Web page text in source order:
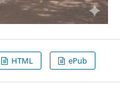
HTML ePub